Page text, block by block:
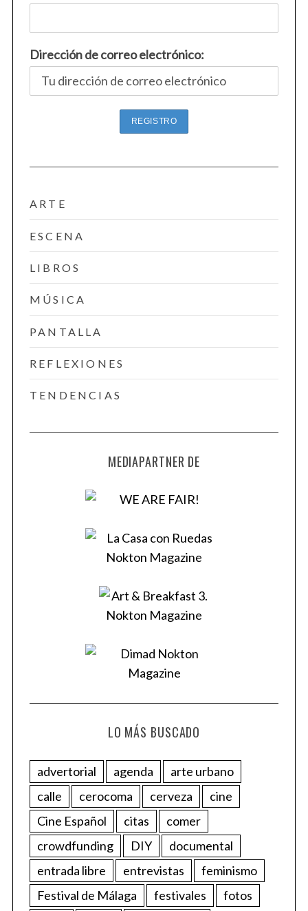
Dirección de correo electrónico:
ARTE
ESCENA
LIBROS
MÚSICA
PANTALLA
REFLEXIONES
TENDENCIAS
MEDIAPARTNER DE
LO MÁS BUSCADO
advertorial agenda
arte urbano
calle
cerocoma cerveza
cine
Cine Español
citas
comer
crowdfunding
DIY
documental
entrada libre
entrevistas
feminismo
Festival de Málaga
festivales
fotos